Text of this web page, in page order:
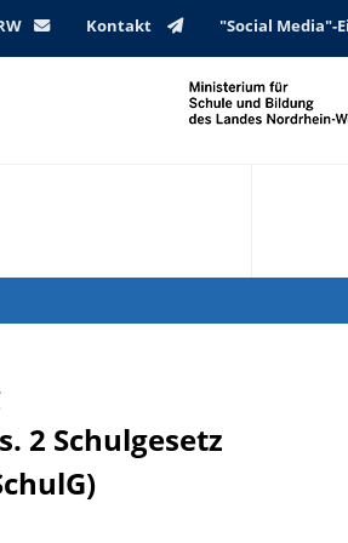
Kontakt "Social Media"-
2 Schulgesetz